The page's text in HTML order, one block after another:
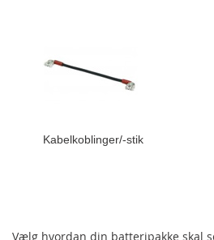
Kabelkoblinger/-stik
Vælg hvordan din batteripakke skal